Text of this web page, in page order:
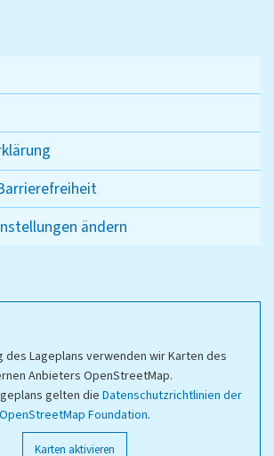
ändern
des Lageplans verwenden wir Karten des
Anbieters OpenStreetMap.
gelten die Datenschutzrichtlinien der
OpenStreetMap Foundation.
Karten aktivieren